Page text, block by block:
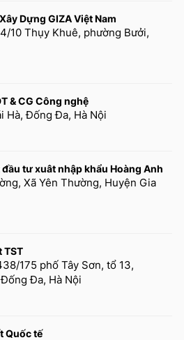
Dựng GIZA Việt Nam
10 Thụy Khuê, phường Bưởi,
& CG Công nghệ
Hà, Đống Đa, Hà Nội
tư xuât nhập khẩu Hoàng Anh
Xã Yên Thường, Huyện Gia
TST
175 phố Tây Sơn, tổ 13,
Đa, Hà Nội
Quốc tế